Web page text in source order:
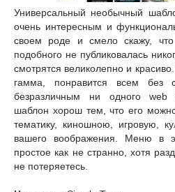
Универсальный необычный
очень интересным и
своем роде и смело скажу,
подобного не публиковалась
смотрятся великолепно и
гамма, понравится всем без
безразличным ни одного web
шаблон хорош тем, что его
тематику, киношною, игровую,
вашего воображения. Меню в
простое как не странно, хотя
не потеряетесь.